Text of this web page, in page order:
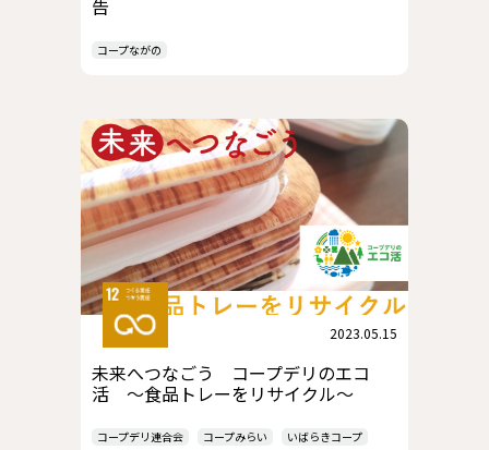
告
コープながの
2023.05.15
未来へつなごう コープデリのエコ
活 ～食品トレーをリサイクル～
コープデリ連合会 コープみらい
いばらきコープ